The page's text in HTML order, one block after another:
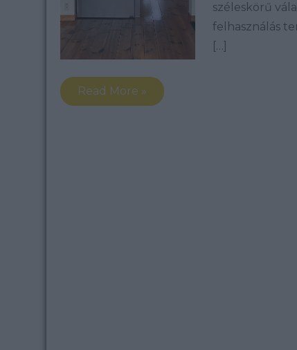
széleskörű
felhasználás
[…]
Read More »